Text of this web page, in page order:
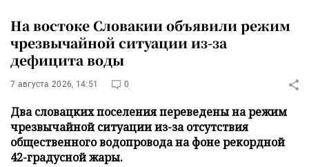
На востоке Словакии объявили режим
чрезвычайной ситуации из-за
дефицита воды
7 августа 2026, 14:51 0
Два словацких поселения переведены на режим
чрезвычайной ситуации из-за отсутствия
общественного водопровода на фоне рекордной
42-градусной жары.